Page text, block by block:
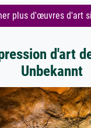
plus d'œuvres d'art
d'art
Unbekannt